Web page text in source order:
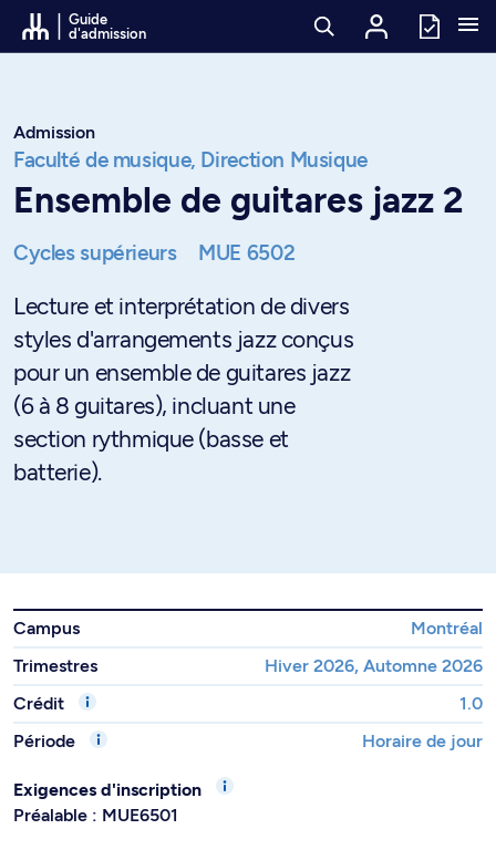
Passer au contenu
Guide
d'admission
Admission
Faculté de musique, Direction Musique
Ensemble de guitares jazz 2
Cycles supérieurs MUE 6502
Lecture et interprétation de divers
styles d'arrangements jazz conçus
pour un ensemble de guitares jazz
(6 à 8 guitares), incluant une
section rythmique (basse et
batterie).
Campus
Montréal
Trimestres
Hiver 2026, Automne 2026
Crédit
1.0
Période
Horaire de jour
Exigences d'inscription
Préalable : MUE6501